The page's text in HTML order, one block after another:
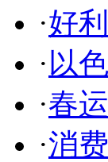
·好
·以
·春
·消